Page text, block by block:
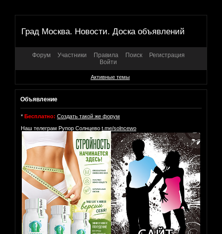
Град Москва. Новости. Доска объявлений
Форум Участники Правила Поиск
Регистрация
Войти
Активные темы
Объявление
* Бесплатно: Создать такой же форум
Наш телеграм Рупор Солнцево t.me/solncewo